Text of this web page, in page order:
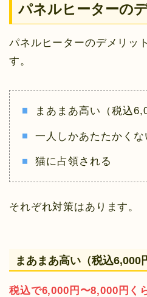
パネルヒーターの
パネルヒーターのデメリッ
す。
まあまあ高い（税込
一人しかあたたかくな
猫に占領される
それぞれ対策はあります。
まあまあ高い（税込6,000
税込で6,000円〜8,000円く